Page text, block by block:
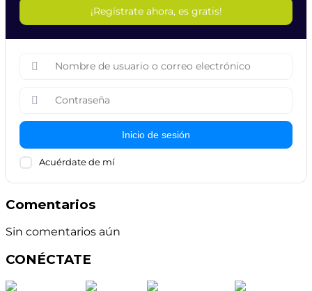
¡Regístrate ahora, es gratis!
Inicio de sesión
Acuérdate de mí
Comentarios
Sin comentarios aún
CONÉCTATE